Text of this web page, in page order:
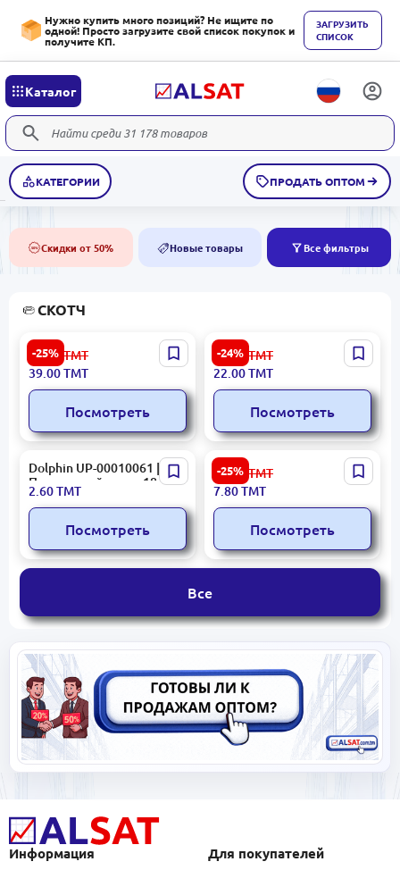
Нужно купить много позиций? Не ищите по
одной! Просто загрузите свой список покупок и
получите КП.
ЗАГРУЗИТЬ
СПИСОК
Каталог
КАТЕГОРИИ ПРОДАТЬ ОПТОМ
50% Скидки от 50% NEW Новые товары Все фильтры
СКОТЧ
-25%
Dolphin 48mm x 15y |
Двусторонняя лента
52.00 ТМТ
39.00ТМТ
Посмотреть
-24%
Dolphin | Двухсторонний
скотч 2 CN
29.00 ТМТ
22.00ТМТ
Посмотреть
Dolphin UP-00010061 |
Прозрачный скотч 18x30
мм
2.60ТМТ
Посмотреть
-25%
Dolphin SON 05 |
Упаковочный скотч 45 мм
x 50 м
10.40 ТМТ
7.80ТМТ
Посмотреть
Все
Информация Для покупателей